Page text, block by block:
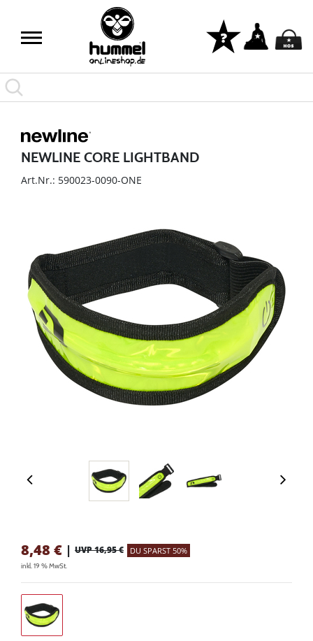
NEWLINE CORE LIGHTBAND
Art.Nr.: 590023-0090-ONE
8,48 € | UVP 16,95 € DU SPARST 50%
inkl. 19 % MwSt.